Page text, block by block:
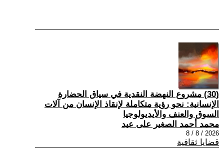
(30) مشروع النهضة النقدية في سياق الحضارة
الإنسانية: نحو رؤية متكاملة لإنقاذ الإنسان من آلات
السوق والعنف والأيديولوجيا
محمد أحمد الصغير على عيد
2026 / 8 / 8
قضايا ثقافية